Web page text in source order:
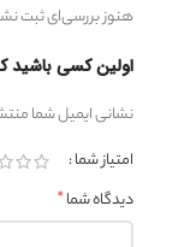
هنوز بررسی‌ای ثبت
اولین کسی
نشانی ایمیل شما
امتیاز شما
دیدگاه شما*